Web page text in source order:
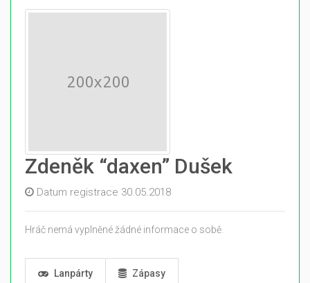
Zdeněk “daxen” Dušek
Datum registrace 30.05.2018
Hráč nemá vyplněné žádné informace o sobě.
Lanpárty Zápasy